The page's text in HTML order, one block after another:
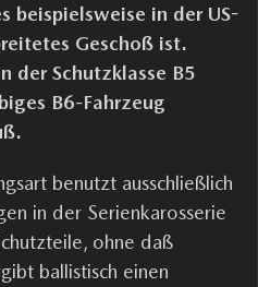
beispielsweise in der US-
Geschoß ist.
der Schutzklasse B5
B6-Fahrzeug
benutzt ausschließlich
in der Serienkarosserie
ohne daß
ballistisch einen